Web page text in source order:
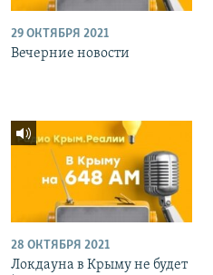
29 ОКТЯБРЯ 2021
Вечерние новости
28 ОКТЯБРЯ 2021
Локдауна в Крыму не будет